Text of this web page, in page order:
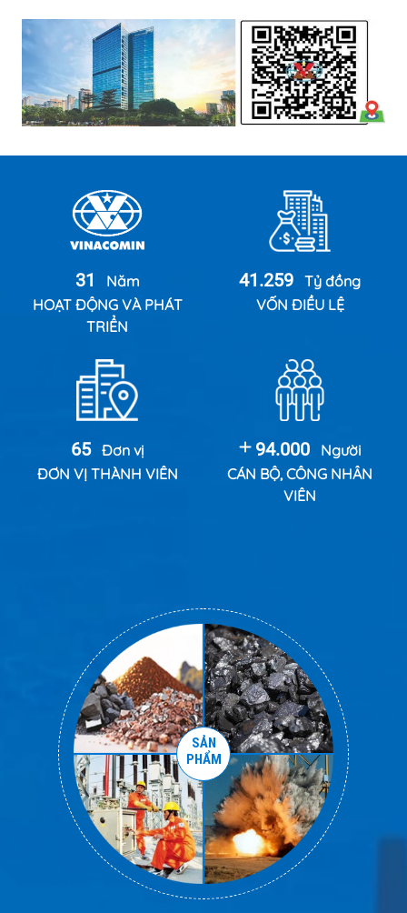
31
Năm
HOẠT ĐỘNG VÀ PHÁT
TRIỂN
41.259 Tỷ đồng
VỐN ĐIỀU LỆ
65 Đơn vị
ĐƠN VỊ THÀNH VIÊN
94.000
Người
CÁN BỘ, CÔNG NHÂN
VIÊN
SẢN
PHẨM